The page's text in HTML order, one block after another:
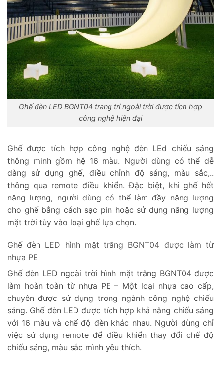
Ghế đèn LED BGNT04 trang trí ngoài trời được tích hợp
công nghệ hiện đại
Ghế được tích hợp công nghệ đèn LEd chiếu sáng
thông minh gồm hệ 16 màu. Người dùng có thể dễ
dàng sử dụng ghế, điều chỉnh độ sáng, màu sắc,..
thông qua remote điều khiển. Đặc biệt, khi ghế hết
năng lượng, người dùng có thể làm đầy năng lượng
cho ghế bằng cách sạc pin hoặc sử dụng năng lượng
mặt trời tùy vào loại ghế lựa chọn.
Ghế đèn LED hình mặt trăng BGNT04 được làm từ
nhựa PE
Ghế đèn LED ngoài trời hình mặt trăng BGNT04 được
làm hoàn toàn từ nhựa PE – Một loại nhựa cao cấp,
chuyên được sử dụng trong ngành công nghệ chiếu
sáng. Ghế đèn LED được tích hợp khả năng chiếu sáng
với 16 màu và chế độ đèn khác nhau. Người dùng chỉ
việc sử dụng remote để điều khiển thay đổi chế độ
chiếu sáng, màu sắc mình yêu thích.